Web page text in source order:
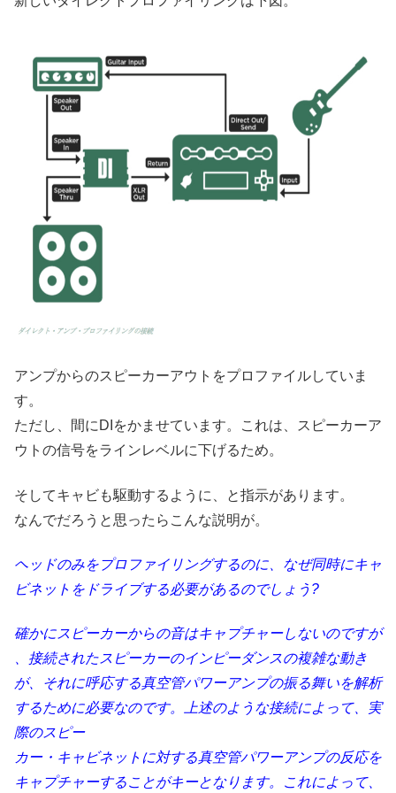
アンプからのスピーカーアウトをプロファイルしていま
す。
ただし、間にDIをかませています。これは、スピーカーア
ウトの信号をラインレベルに下げるため。
そしてキャビも駆動するように、と指示があります。
なんでだろうと思ったらこんな説明が。
ヘッドのみをプロファイリングするのに、なぜ同時にキャ
ビネットをドライブする必要があるのでしょう?
確かにスピーカーからの音はキャプチャーしないのですが
、接続されたスピーカーのインピーダンスの複雑な動き
が、それに呼応する真空管パワーアンプの振る舞いを解析
するために必要なのです。上述のような接続によって、実
際のスピー
カー・キャビネットに対する真空管パワーアンプの反応を
キャプチャーすることがキーとなります。これによって、